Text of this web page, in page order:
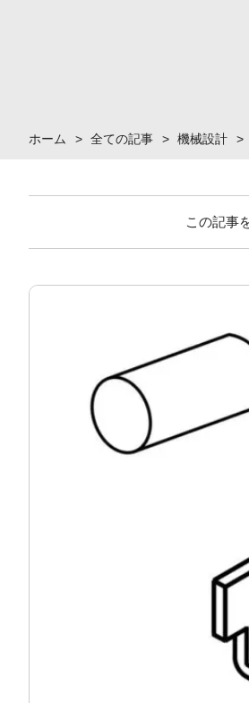
ホーム > 全ての記事 > 機械設計 >
この記事